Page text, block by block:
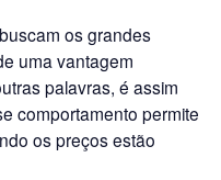
os grandes
uma vantagem
palavras, é assim
comportamento permite
os preços estão